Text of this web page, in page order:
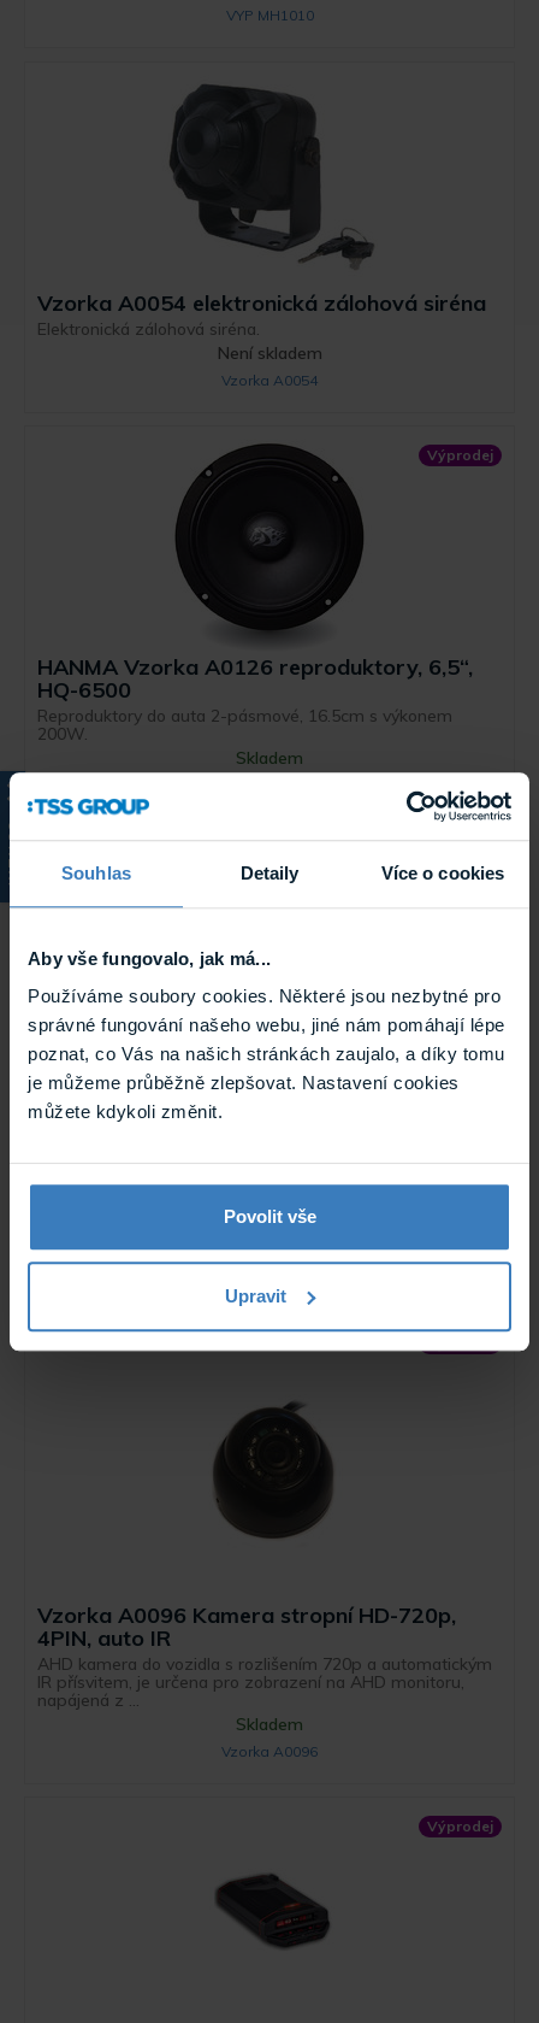
Souhlas Detaily Více o cookies
Aby vše fungovalo, jak má...
Používáme soubory cookies. Některé jsou nezbytné pro
správné fungování našeho webu, jiné nám pomáhají lépe
poznat, co Vás na našich stránkách zaujalo, a díky tomu
je můžeme průběžně zlepšovat. Nastavení cookies
můžete kdykoli změnit.
Povolit vše
Upravit
KATALOG
VYP MH1010
Vzorka A0054 elektronická zálohová siréna
Elektronická zálohová siréna.
Není skladem
Vzorka A0054
Výprodej
HANMA Vzorka A0126 reproduktory, 6,5“,
HQ-6500
Reproduktory do auta 2-pásmové, 16.5cm s výkonem
200W.
Skladem
Použité / repasované zboží - Záruka 12 měsíců.
VYP MR1011GTB
Vzorka A0096 Kamera stropní HD-720p,
4PIN, auto IR
AHD kamera do vozidla s rozlišením 720p a automatickým
IR přísvitem, je určena pro zobrazení na AHD monitoru,
napájená z ...
Skladem
Vzorka A0096
Výprodej